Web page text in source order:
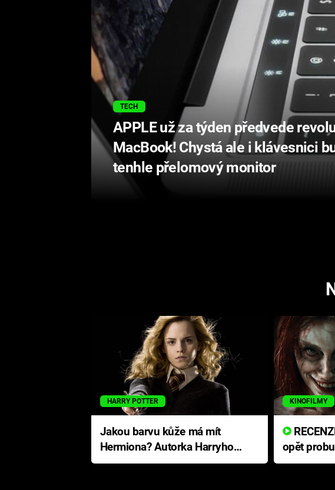
TECH
APPLE už za týden předvede
MacBook! Chystá ale i klávesnici
tenhle přelomový monitor
HARRY POTTER
Jakou barvu kůže má mít
Hermiona? Autorka Harryho
Pottera přišla s ráznou
KINOFILMY
RECENZE: Smrtelné zlo se
opět
přichází s